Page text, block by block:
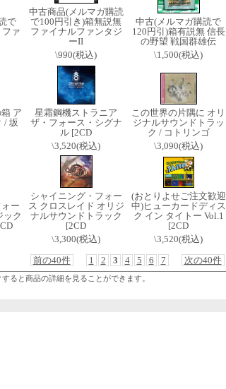
で
ファ
中古商品(メルマガ購読
で100円引き)箱無説無
ファイナルファンタジ
ーII
\990(税込)
中古(メルマガ購読で
120円引)箱有説無 信長
の野望 戦国群雄伝
\1,500(税込)
ア
/ 坂
星霜鋼機ストラニア
ザ・フォース・シグナ
ル [2CD
\3,520(税込)
この世界の片隅に オリ
ジナルサウンドトラッ
ク / コトリンゴ
\3,090(税込)
ー
ック
シャイニング・フォー
ス クロスレイド オリジ
ナルサウンドトラック
[2CD
\3,300(税込)
(おとりよせご注文歓迎
中)ヒューカードディス
ク イン タイトー Vol.1
[2CD
\3,520(税込)
前の40件
1 2 3 4 5 6 7 次の40件
ると商品の詳細を見ることができます。